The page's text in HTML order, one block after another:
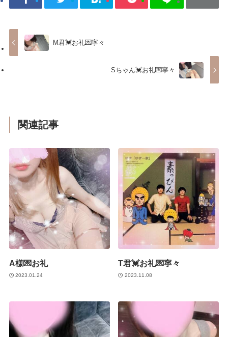
M君💓お礼💌寧々
Sちゃん💓お礼💌寧々
関連記事
A様💌お礼
2023.01.24
T君💓お礼💌寧々
2023.11.08